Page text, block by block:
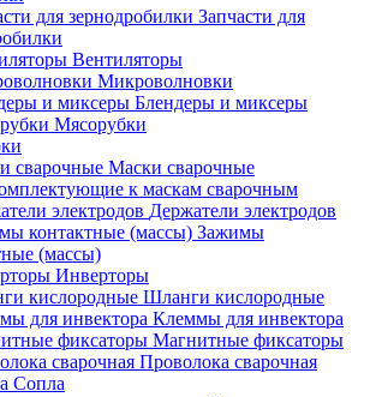
Запчасти для
Вентиляторы
Микроволновки
Блендеры и миксеры
Мясорубки
Маски сварочные
к маскам сварочным
Держатели электродов
Зажимы
(массы)
Инверторы
Шланги кислородные
Клеммы для инвектора
Магнитные фиксаторы
Проволока сварочная
Сопла